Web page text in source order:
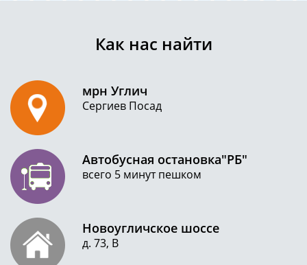
Как нас найти
мрн Углич
Сергиев Посад
Автобусная остановка"РБ"
всего 5 минут пешком
Новоугличское шоссе
д. 73, В